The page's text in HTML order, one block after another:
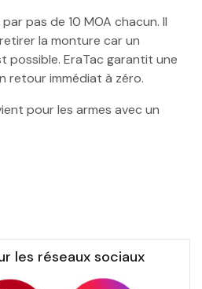
pas de 10 MOA chacun. Il
la monture car un
possible. EraTac garantit une
retour immédiat à zéro.
pour les armes avec un
les réseaux sociaux